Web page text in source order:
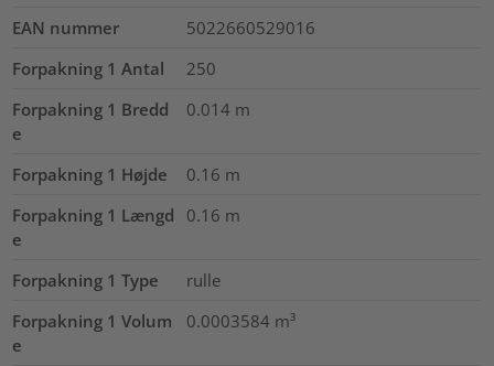
EAN nummer
5022660529016
Forpakning 1 Antal
250
Forpakning 1 Bredd
e
0.014 m
Forpakning 1 Højde 0.16 m
Forpakning 1 Længd
e
0.16 m
Forpakning 1 Type
rulle
Forpakning 1 Volum
e
0.0003584 m³